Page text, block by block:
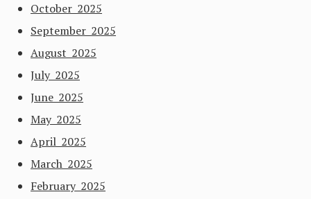
October 2025
September 2025
August 2025
July 2025
June 2025
May 2025
April 2025
March 2025
February 2025